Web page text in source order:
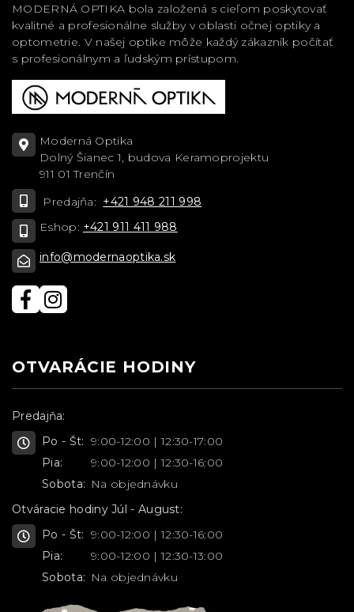
MODERNÁ OPTIKA bola založená s cieľom poskytovať
kvalitné a profesionálne služby v oblasti očnej optiky a
optometrie. V našej optike môže každý zákazník počítať
s profesionálnym a ľudským prístupom.
Moderná Optika
Dolný Šianec 1, budova Keramoprojektu
911 01 Trenčín
Predajňa: +421 948 211 998
Eshop: +421 911 411 988
info@modernaoptika.sk
OTVARÁCIE HODINY
Predajňa:
Po - Št: 9:00-12:00 | 12:30-17:00
Pia:
9:00-12:00 | 12:30-16:00
Sobota: Na objednávku
Otváracie hodiny Júl - August:
Po - Št: 9:00-12:00 | 12:30-16:00
Pia:
9:00-12:00 | 12:30-13:00
Sobota: Na objednávku